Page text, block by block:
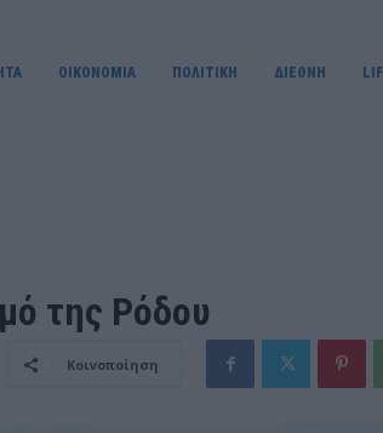
OIKONOMIA ΠΟΛΙΤΙΚΗ ΔΙΕΘΝΗ
της Ρόδου
Κοινοποίηση